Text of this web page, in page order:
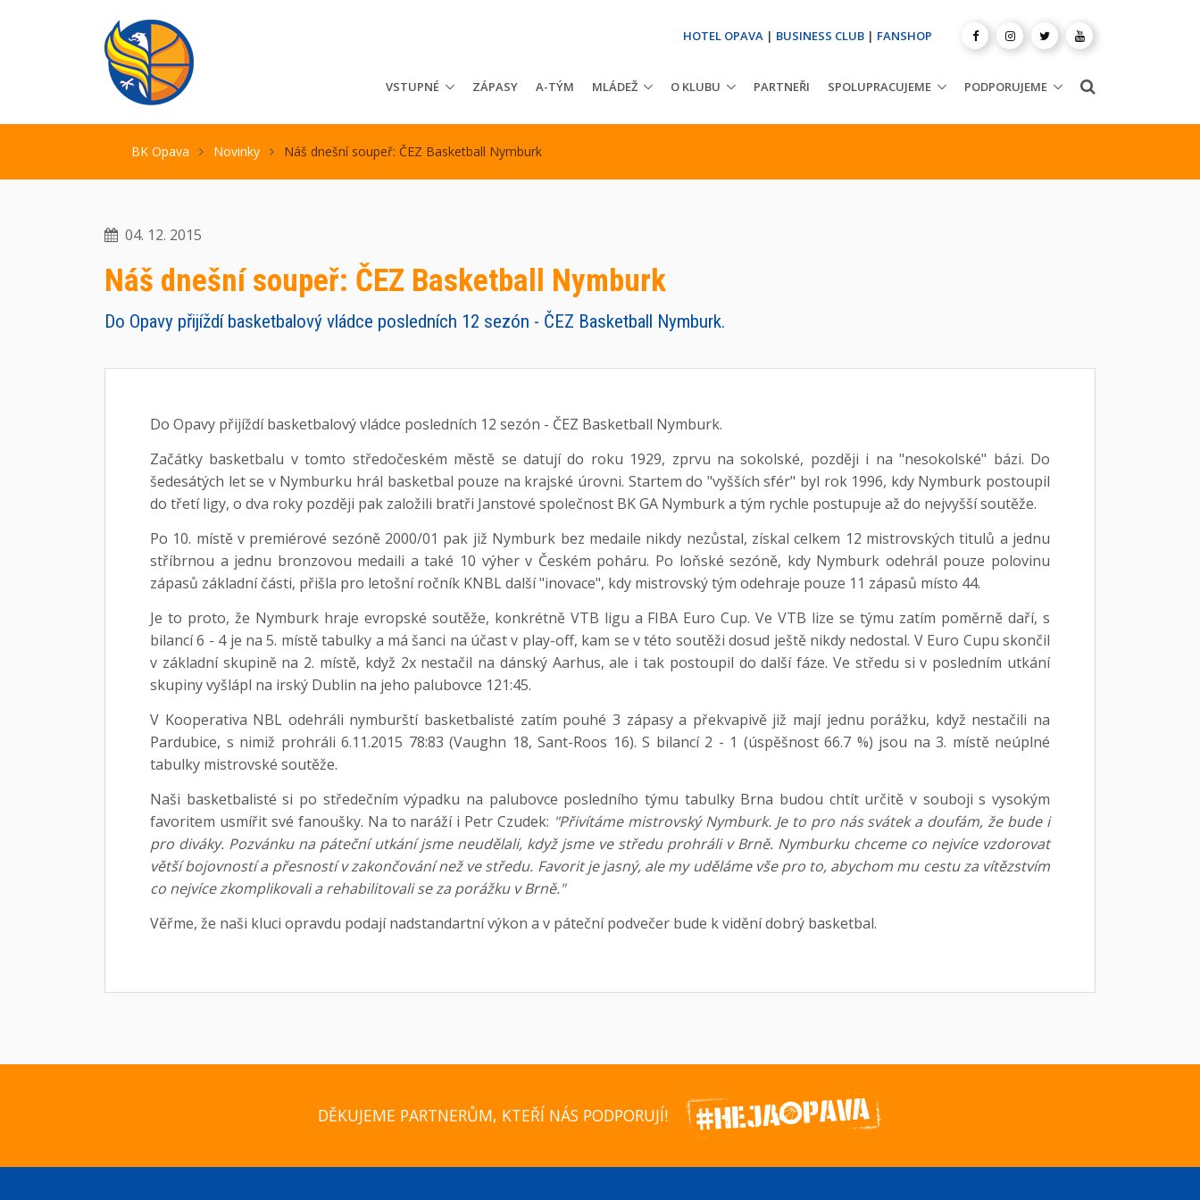
HOTEL OPAVA | BUSINESS CLUB | FANSHOP
VSTUPNÉ ZÁPASY A-TÝM MLÁDEŽ O KLUBU PARTNEŘI SPOLUPRACUJEME PODPORUJEME
BK Opava Novinky Náš dnešní soupeř: ČEZ Basketball Nymburk
04. 12. 2015
Náš dnešní soupeř: ČEZ Basketball Nymburk
Do Opavy přijíždí basketbalový vládce posledních 12 sezón - ČEZ Basketball Nymburk.
Do Opavy přijíždí basketbalový vládce posledních 12 sezón - ČEZ Basketball Nymburk.
Začátky basketbalu v tomto středočeském městě se datují do roku 1929, zprvu na sokolské, později i na "nesokolské" bázi. Do
šedesátých let se v Nymburku hrál basketbal pouze na krajské úrovni. Startem do "vyšších sfér" byl rok 1996, kdy Nymburk postoupil
do třetí ligy, o dva roky později pak založili bratři Janstové společnost BK GA Nymburk a tým rychle postupuje až do nejvyšší soutěže.
Po 10. místě v premiérové sezóně 2000/01 pak již Nymburk bez medaile nikdy nezůstal, získal celkem 12 mistrovských titulů a jednu
stříbrnou a jednu bronzovou medaili a také 10 výher v Českém poháru. Po loňské sezóně, kdy Nymburk odehrál pouze polovinu
zápasů základní části, přišla pro letošní ročník KNBL další "inovace", kdy mistrovský tým odehraje pouze 11 zápasů místo 44.
Je to proto, že Nymburk hraje evropské soutěže, konkrétně VTB ligu a FIBA Euro Cup. Ve VTB lize se týmu zatím poměrně daří, s
bilancí 6 - 4 je na 5. místě tabulky a má šanci na účast v play-off, kam se v této soutěži dosud ještě nikdy nedostal. V Euro Cupu skončil
v základní skupině na 2. místě, když 2x nestačil na dánský Aarhus, ale i tak postoupil do další fáze. Ve středu si v posledním utkání
skupiny vyšlápl na irský Dublin na jeho palubovce 121:45.
V Kooperativa NBL odehráli nymburští basketbalisté zatím pouhé 3 zápasy a překvapivě již mají jednu porážku, když nestačili na
Pardubice, s nimiž prohráli 6.11.2015 78:83 (Vaughn 18, Sant-Roos 16). S bilancí 2 - 1 (úspěšnost 66.7 %) jsou na 3. místě neúplné
tabulky mistrovské soutěže.
Naši basketbalisté si po středečním výpadku na palubovce posledního týmu tabulky Brna budou chtít určitě v souboji s vysokým
favoritem usmířit své fanoušky. Na to naráží i Petr Czudek: "Přivítáme mistrovský Nymburk. Je to pro nás svátek a doufám, že bude i
pro diváky. Pozvánku na páteční utkání jsme neudělali, když jsme ve středu prohráli v Brně. Nymburku chceme co nejvíce vzdorovat
větší bojovností a přesností v zakončování než ve středu. Favorit je jasný, ale my uděláme vše pro to, abychom mu cestu za vítězstvím
co nejvíce zkomplikovali a rehabilitovali se za porážku v Brně."
Věřme, že naši kluci opravdu podají nadstandartní výkon a v páteční podvečer bude k vidění dobrý basketbal.
DĚKUJEME PARTNERŮM, KTEŘÍ NÁS PODPORUJÍ!